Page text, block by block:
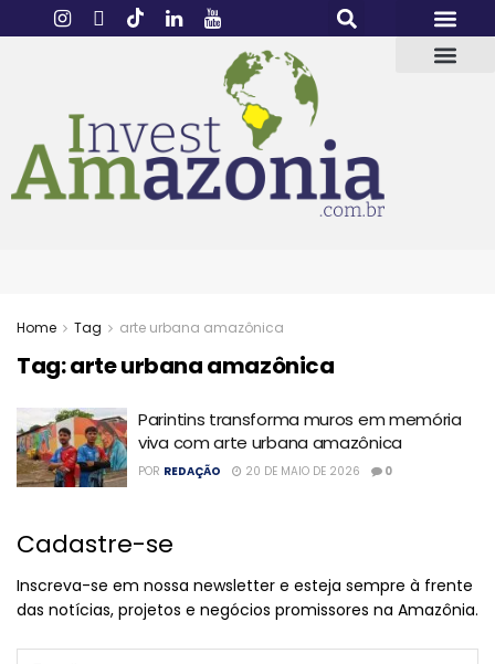
Home Tag arte urbana amazônica
Tag:arte urbana amazônica
Parintins transforma muros em memória
viva com arte urbana amazônica
POR REDAÇÃO 20 DE MAIO DE 2026 0
Cadastre-se
Inscreva-se em nossa newsletter e esteja sempre à frente
das notícias, projetos e negócios promissores na Amazônia.